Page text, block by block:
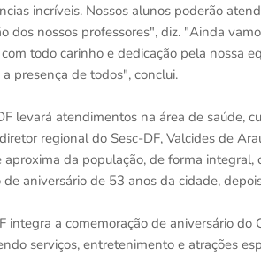
incríveis. Nossos alunos poderão
dos nossos professores", diz. "Ainda
todo carinho e dedicação pela nossa
presença de todos", conclui.
levará atendimentos na área de saúde,
regional do Sesc-DF, Valcides de
aproxima da população, de forma
de aniversário de 53 anos da cidade,
integra a comemoração de aniversário
serviços, entretenimento e atrações